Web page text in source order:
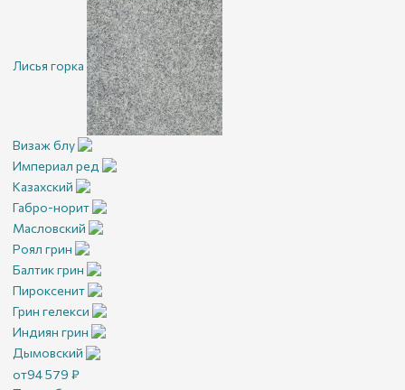
Лисья горка
Визаж блу
Империал ред
Казахский
Габро-норит
Масловский
Роял грин
Балтик грин
Пироксенит
Грин гелекси
Индиян грин
Дымовский
от94 579 ₽